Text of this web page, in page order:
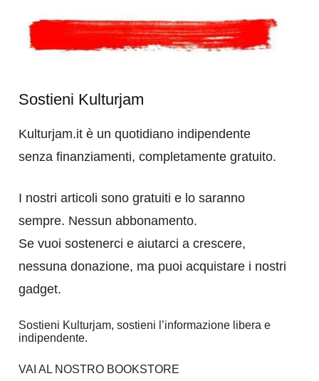
Sostieni Kulturjam
Kulturjam.it è un quotidiano indipendente
senza finanziamenti, completamente gratuito.
I nostri articoli sono gratuiti e lo saranno
sempre. Nessun abbonamento.
Se vuoi sostenerci e aiutarci a crescere,
nessuna donazione, ma puoi acquistare i nostri
gadget.
Sostieni Kulturjam, sostieni l’informazione libera e
indipendente.
VAI AL NOSTRO BOOKSTORE